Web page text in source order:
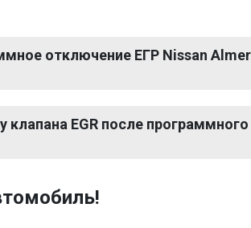
отключение ЕГР Nissan
клапана EGR после программного